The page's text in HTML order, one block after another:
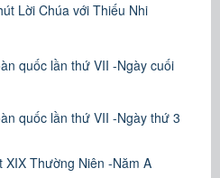
Lời Chúa với Thiếu Nhi
quốc lần thứ VII -Ngày cuối
quốc lần thứ VII -Ngày thứ 3
XIX Thường Niên -Năm A